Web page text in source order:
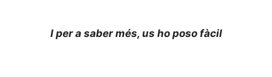
I per a saber més, us ho poso fàcil